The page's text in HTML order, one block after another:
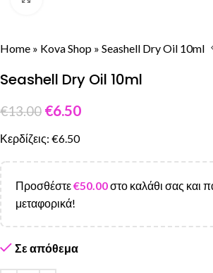
Home » Kova Shop » Seashell Dry Oil 10ml
Seashell Dry Oil 10ml
€13.00 €6.50
Κερδίζεις: €6.50
Προσθέστε€50.00στο καλάθι σας και
μεταφορικά!
Σε απόθεμα